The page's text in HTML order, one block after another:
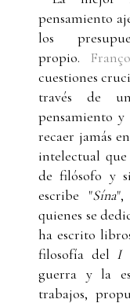
pensamiento
los
propio.
cuestiones
través de
pensamiento
recaer jamás
intelectual
de filósofo y
escribe "Sína
quienes se
ha escrito
filosofía del I
guerra y la
trabajos,